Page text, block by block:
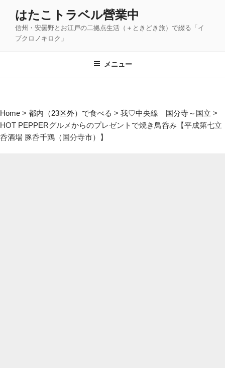
プ
はたこトラベル營業中
信州・安曇野とお江戸の二拠点生活（＋ときどき旅）で綴る「イ
ブクロノキロク」
メニュー
Home > 都内（23区外）で食べる > 我♡中央線 国分寺～国立 >
HOT PEPPERグルメからのプレゼントで焼き鳥呑み【平成第七立
呑酒場 豚呑千鶏（国分寺市）】